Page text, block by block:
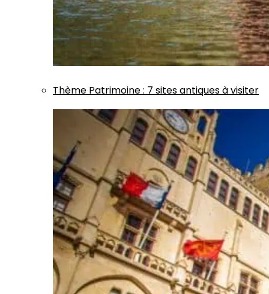
Thème Patrimoine: 7 sites antiques à visiter